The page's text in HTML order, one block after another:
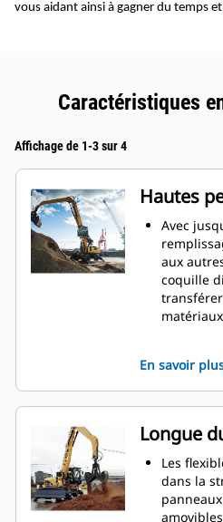
vous aidant ainsi à gagner du temps
Caractéristiques
Affichage de 1-3 sur 4
Hautes
Avec
aux
coquille
Déplacez
grâce à
pinces
La
des
aux
fermeture
En savoir
Longue
Les
dans la